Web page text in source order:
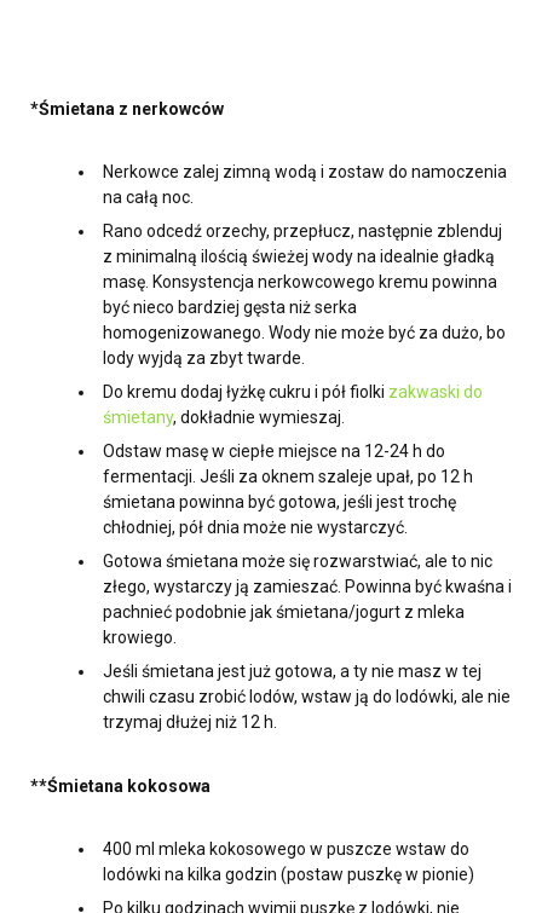
*Śmietana z nerkowców
Nerkowce zalej zimną wodą i zostaw do namoczenia
na całą noc.
Rano odcedź orzechy, przepłucz, następnie zblenduj
z minimalną ilością świeżej wody na idealnie gładką
masę. Konsystencja nerkowcowego kremu powinna
być nieco bardziej gęsta niż serka
homogenizowanego. Wody nie może być za dużo, bo
lody wyjdą za zbyt twarde.
Do kremu dodaj łyżkę cukru i pół fiolki zakwaski do
śmietany, dokładnie wymieszaj.
Odstaw masę w ciepłe miejsce na 12-24 h do
fermentacji. Jeśli za oknem szaleje upał, po 12 h
śmietana powinna być gotowa, jeśli jest trochę
chłodniej, pół dnia może nie wystarczyć.
Gotowa śmietana może się rozwarstwiać, ale to nic
złego, wystarczy ją zamieszać. Powinna być kwaśna i
pachnieć podobnie jak śmietana/jogurt z mleka
krowiego.
Jeśli śmietana jest już gotowa, a ty nie masz w tej
chwili czasu zrobić lodów, wstaw ją do lodówki, ale nie
trzymaj dłużej niż 12 h.
**Śmietana kokosowa
400 ml mleka kokosowego w puszcze wstaw do
lodówki na kilka godzin (postaw puszkę w pionie)
Po kilku godzinach wyjmij puszkę z lodówki, nie